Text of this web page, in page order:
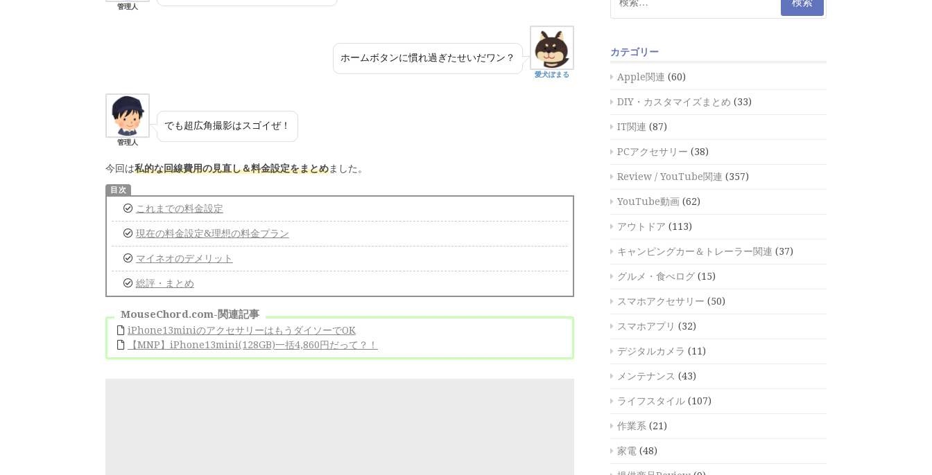
管理人
ホームボタンに慣れ過ぎたせいだワン？
愛犬ぽまる
管理人
でも超広角撮影はスゴイぜ！
今回は私的な回線費用の見直し＆料金設定をまとめました。
これまでの料金設定
現在の料金設定&理想の料金プラン
マイネオのデメリット
総評・まとめ
MouseChord.com-関連記事
iPhone13miniのアクセサリーはもうダイソーでOK
【MNP】iPhone13mini(128GB)一括4,860円だって？！
索:
カテゴリー
Apple関連 (60)
DIY・カスタマイズまとめ (33)
IT関連 (87)
PCアクセサリー (38)
Review / YouTube関連 (357)
YouTube動画 (62)
アウトドア (113)
キャンピングカー＆トレーラー関連 (37)
グルメ・食べログ (15)
スマホアクセサリー (50)
スマホアプリ (32)
デジタルカメラ (11)
メンテナンス (43)
ライフスタイル (107)
作業系 (21)
家電 (48)